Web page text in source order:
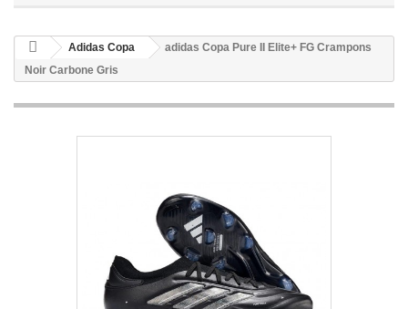
Adidas Copa
adidas Copa Pure II Elite+ FG Crampons
Noir Carbone Gris